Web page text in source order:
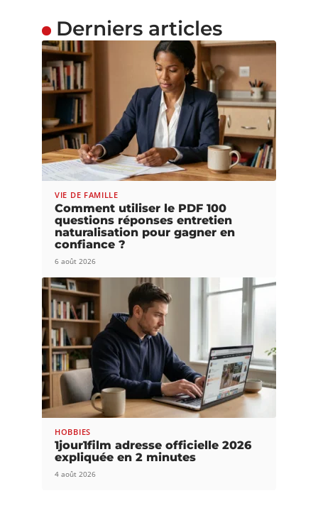
Derniers articles
VIE DE FAMILLE
Comment utiliser le PDF 100
questions réponses entretien
naturalisation pour gagner en
confiance ?
6 août 2026
HOBBIES
1jour1film adresse officielle 2026
expliquée en 2 minutes
4 août 2026